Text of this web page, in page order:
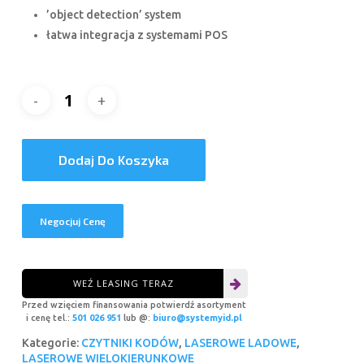
’object detection’ system
łatwa integracja z systemami POS
Dodaj Do Koszyka
Negocjuj Cenę
WEŹ LEASING TERAZ
Przed wzięciem finansowania potwierdź asortyment
i cenę tel.: 501 026 951 lub @: biuro@systemyid.pl
Kategorie: CZYTNIKI KODÓW, LASEROWE LADOWE,
LASEROWE WIELOKIERUNKOWE